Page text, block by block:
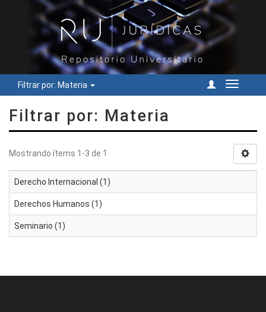
Filtrar por: Materia
Cambiar
Filtrar por: Materia
Mostrando ítems 1-3 de 1
Derecho Internacional (1)
Derechos Humanos (1)
Seminario (1)